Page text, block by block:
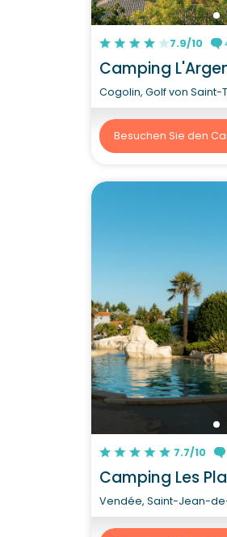
7.9/10
Camping
Cogolin, Golf von Saint-
Besuchen Sie den
7.7/10
Camping Les
Vendée, Saint-Jean-